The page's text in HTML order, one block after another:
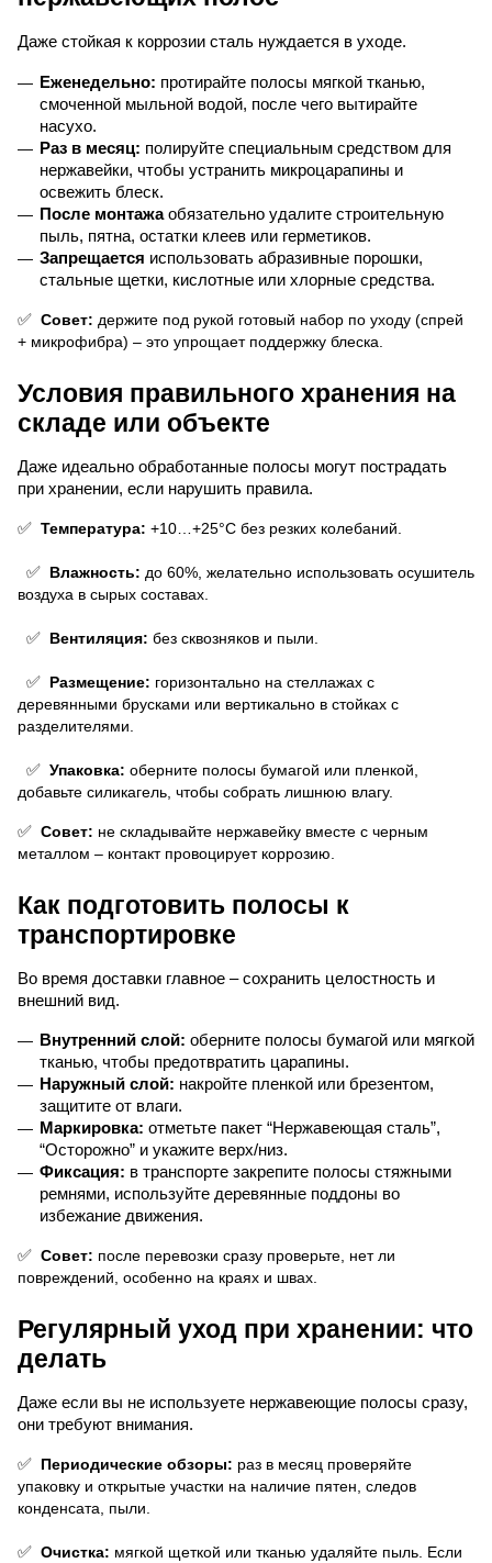
Даже стойкая к коррозии сталь нуждается в уходе.
Еженедельно: протирайте полосы мягкой тканью,
смоченной мыльной водой, после чего вытирайте
насухо.
Раз в месяц: полируйте специальным средством для
нержавейки, чтобы устранить микроцарапины и
освежить блеск.
После монтажа обязательно удалите строительную
пыль, пятна, остатки клеев или герметиков.
Запрещается использовать абразивные порошки,
стальные щетки, кислотные или хлорные средства.
✅ Совет: держите под рукой готовый набор по уходу (спрей
+ микрофибра) – это упрощает поддержку блеска.
Условия правильного хранения на
складе или объекте
Даже идеально обработанные полосы могут пострадать
при хранении, если нарушить правила.
✅ Температура: +10…+25°C без резких колебаний.
✅ Влажность: до 60%, желательно использовать осушитель
воздуха в сырых составах.
✅ Вентиляция: без сквозняков и пыли.
✅ Размещение: горизонтально на стеллажах с
деревянными брусками или вертикально в стойках с
разделителями.
✅ Упаковка: оберните полосы бумагой или пленкой,
добавьте силикагель, чтобы собрать лишнюю влагу.
✅ Совет: не складывайте нержавейку вместе с черным
металлом – контакт провоцирует коррозию.
Как подготовить полосы к
транспортировке
Во время доставки главное – сохранить целостность и
внешний вид.
Внутренний слой: оберните полосы бумагой или мягкой
тканью, чтобы предотвратить царапины.
Наружный слой: накройте пленкой или брезентом,
защитите от влаги.
Маркировка: отметьте пакет “Нержавеющая сталь”,
“Осторожно” и укажите верх/низ.
Фиксация: в транспорте закрепите полосы стяжными
ремнями, используйте деревянные поддоны во
избежание движения.
✅ Совет: после перевозки сразу проверьте, нет ли
повреждений, особенно на краях и швах.
Регулярный уход при хранении: что
делать
Даже если вы не используете нержавеющие полосы сразу,
они требуют внимания.
✅ Периодические обзоры: раз в месяц проверяйте
упаковку и открытые участки на наличие пятен, следов
конденсата, пыли.
✅ Очистка: мягкой щеткой или тканью удаляйте пыль. Если